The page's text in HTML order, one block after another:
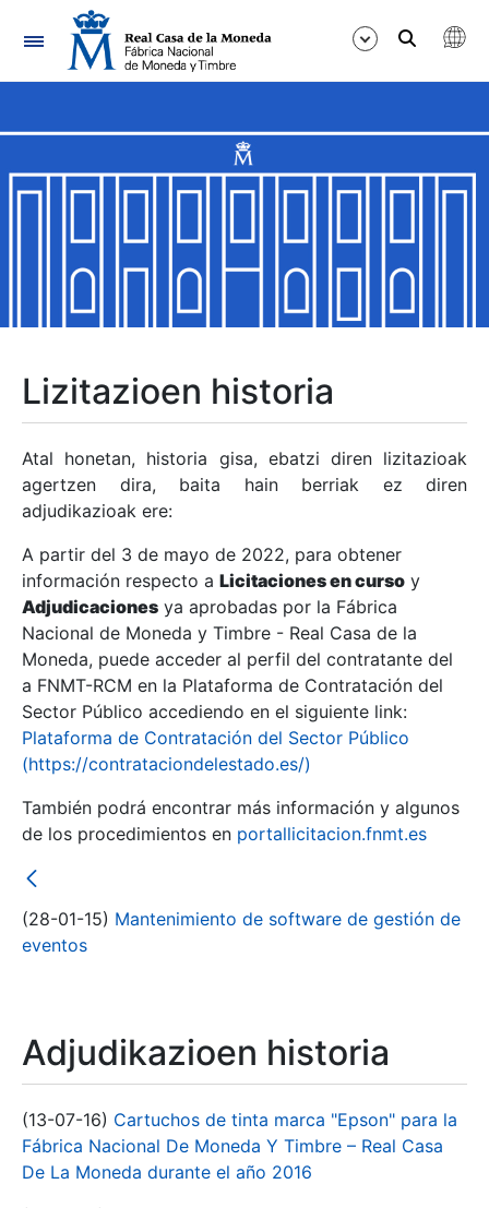
Nabigazioa
Erakutsi/Ezkutatu
Erakutsi/Ezkutatu
Erakutsi/Ezkutatu
Erakutsi/Ezkutatu
Erakutsi/Ezkutatu
Erakutsi/Ezkutatu
Erakutsi/Ezkutatu
Erakutsi/Ezkutatu
Lizitazioen historia
Atal honetan, historia gisa, ebatzi diren lizitazioak
agertzen dira, baita hain berriak ez diren
adjudikazioak ere:
A partir del 3 de mayo de 2022, para obtener
información respecto a Licitaciones en curso y
Adjudicaciones ya aprobadas por la Fábrica
Nacional de Moneda y Timbre - Real Casa de la
Moneda, puede acceder al perfil del contratante del
a FNMT-RCM en la Plataforma de Contratación del
Sector Público accediendo en el siguiente link:
Plataforma de Contratación del Sector Público
(https://contrataciondelestado.es/)
También podrá encontrar más información y algunos
de los procedimientos en portallicitacion.fnmt.es
(28-01-15) Mantenimiento de software de gestión de
eventos
Adjudikazioen historia
(13-07-16) Cartuchos de tinta marca "Epson" para la
Fábrica Nacional De Moneda Y Timbre – Real Casa
De La Moneda durante el año 2016